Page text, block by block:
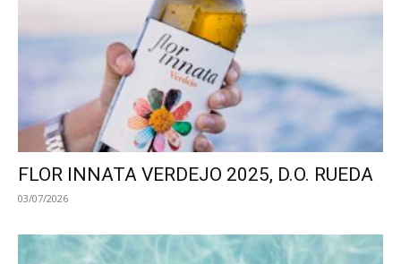
FLOR INNATA VERDEJO 2025, D.O. RUEDA
03/07/2026